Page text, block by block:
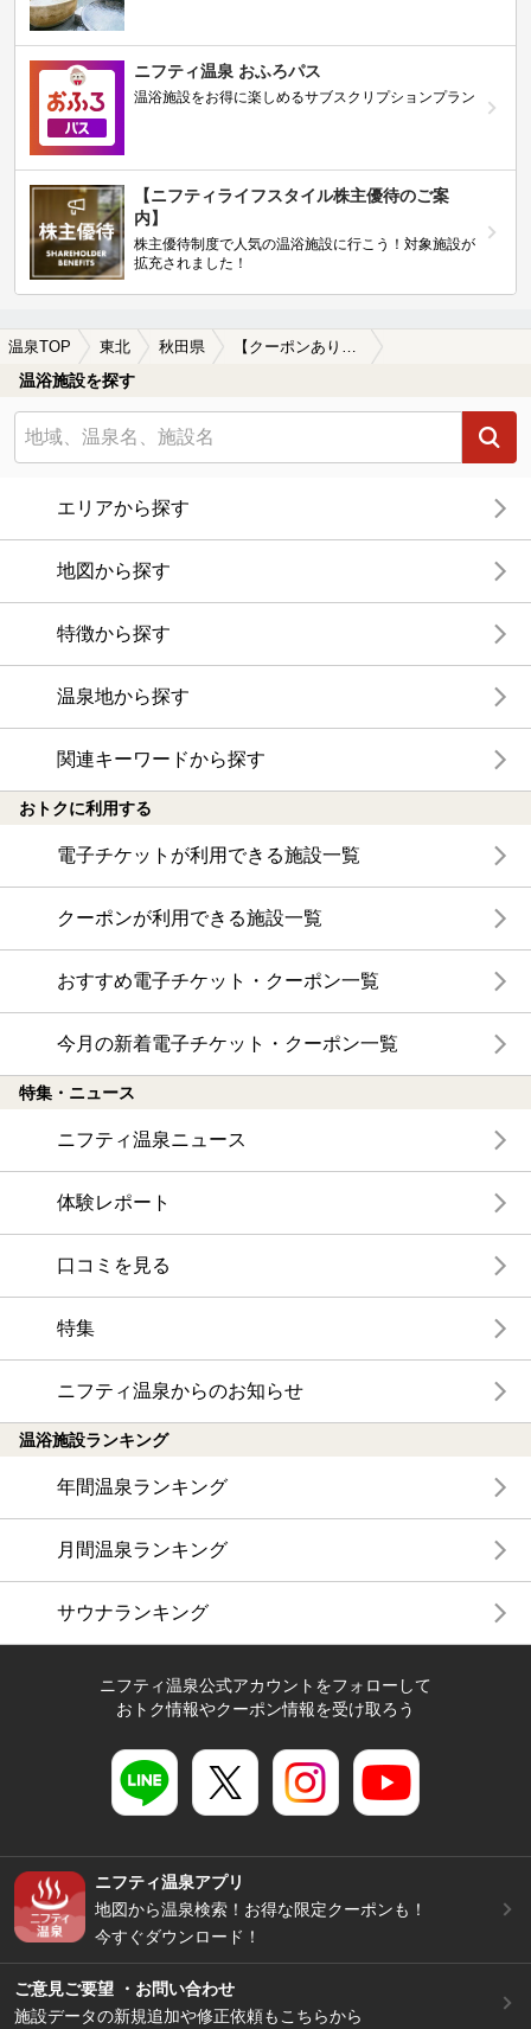
ニフティ温泉 おふろパス
温浴施設をお得に楽しめるサブスクリプションプラン
【ニフティライフスタイル株主優待のご案
内】
株主優待制度で人気の温浴施設に行こう！対象施設が
拡充されました！
温泉TOP 東北 秋田県
温浴施設を探す
エリアから探す
地図から探す
特徴から探す
温泉地から探す
関連キーワードから探す
おトクに利用する
電子チケットが利用できる施設一覧
クーポンが利用できる施設一覧
おすすめ電子チケット・クーポン一覧
今月の新着電子チケット・クーポン一覧
特集・ニュース
ニフティ温泉ニュース
体験レポート
口コミを見る
特集
ニフティ温泉からのお知らせ
温浴施設ランキング
年間温泉ランキング
月間温泉ランキング
サウナランキング
ニフティ温泉公式アカウントをフォローして
おトク情報やクーポン情報を受け取ろう
ニフティ温泉アプリ
地図から温泉検索！お得な限定クーポンも！
今すぐダウンロード！
ご意見ご要望 ・お問い合わせ
施設データの新規追加や修正依頼もこちらから